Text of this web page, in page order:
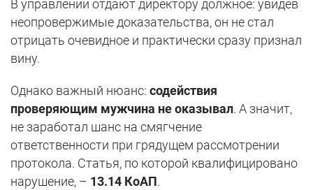
В управлении отдают директору должное: увидев
неопровержимые доказательства, он не стал
отрицать очевидное и практически сразу признал
вину.
Однако важный нюанс: содействия
проверяющим мужчина не оказывал. А значит,
не заработал шанс на смягчение
ответственности при грядущем рассмотрении
протокола. Статья, по которой квалифицировано
нарушение, – 13.14 КоАП.